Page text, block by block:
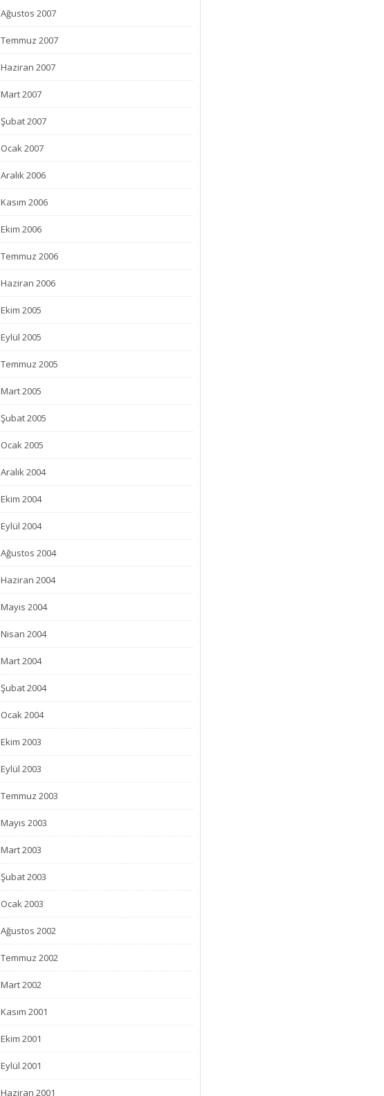
Ağustos 2007
Temmuz 2007
Haziran 2007
Mart 2007
Şubat 2007
Ocak 2007
Aralık 2006
Kasım 2006
Ekim 2006
Temmuz 2006
Haziran 2006
Ekim 2005
Eylül 2005
Temmuz 2005
Mart 2005
Şubat 2005
Ocak 2005
Aralık 2004
Ekim 2004
Eylül 2004
Ağustos 2004
Haziran 2004
Mayıs 2004
Nisan 2004
Mart 2004
Şubat 2004
Ocak 2004
Ekim 2003
Eylül 2003
Temmuz 2003
Mayıs 2003
Mart 2003
Şubat 2003
Ocak 2003
Ağustos 2002
Temmuz 2002
Mart 2002
Kasım 2001
Ekim 2001
Eylül 2001
Haziran 2001